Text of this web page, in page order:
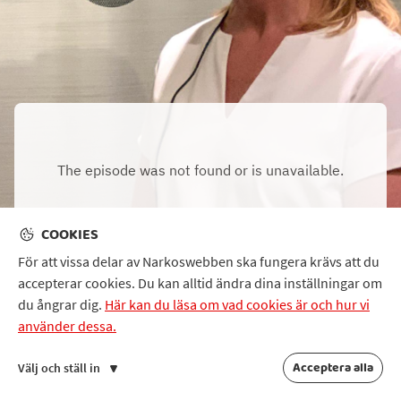
Ladda nedtranskription
En vanlig dag på sjukhuset. Är det farligt att sövas?
COOKIES
För att vissa delar av Narkoswebben ska fungera krävs att du
accepterar cookies. Du kan alltid ändra dina inställningar om
du ångrar dig. Här kan du läsa om vad cookies är och hur vi
använder dessa.
Välj och ställ in Acceptera alla